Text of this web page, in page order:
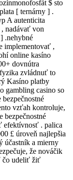
$ sto
[ ternárny ] .
A autenticita
nadávať von
.nehybné
implementovať ,
online kasíno
dovnútra
zvládnuť to
Kasíno platby
gambling casino so
vzťah kontroluje,
bezpečnostné
efektívnosť . palica
£ úroveň najlepšia
účastník a mierny
že nováčik
čo udeliť žiť